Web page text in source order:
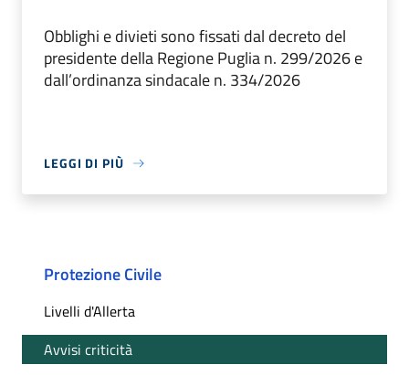
Obblighi e divieti sono fissati dal decreto del
presidente della Regione Puglia n. 299/2026 e
dall’ordinanza sindacale n. 334/2026
LEGGI DI PIÙ
Protezione Civile
Livelli d'Allerta
Avvisi criticità